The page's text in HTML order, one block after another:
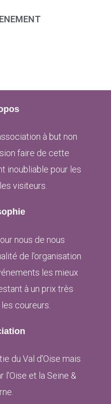
à but non
faire de cette
inoubliable pour les
visiteurs.
nous de nous
de l'organisation
les mieux
à un prix très
coureurs.
du Val d'Oise mais
l'Oise et la Seine &